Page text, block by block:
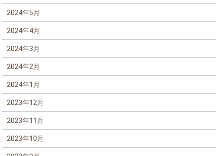
2024年5月
2024年4月
2024年3月
2024年2月
2024年1月
2023年12月
2023年11月
2023年10月